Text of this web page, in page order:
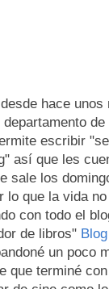
hace
escribir
así que les
sale los
lo que la vida
con todo el
de libros"
un poco
que terminé